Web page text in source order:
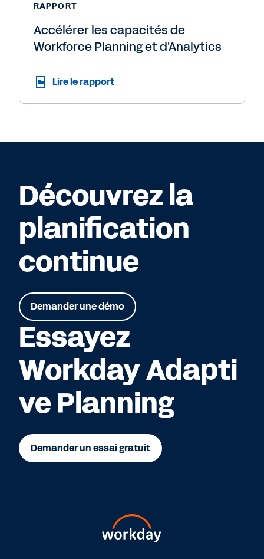
RAPPORT
Accélérer les capacités de
Workforce Planning et d'Analytics
Lire le rapport
Découvrez la
planification
continue
Demander une démo
Essayez
Workday Adapti
ve Planning
Demander un essai gratuit